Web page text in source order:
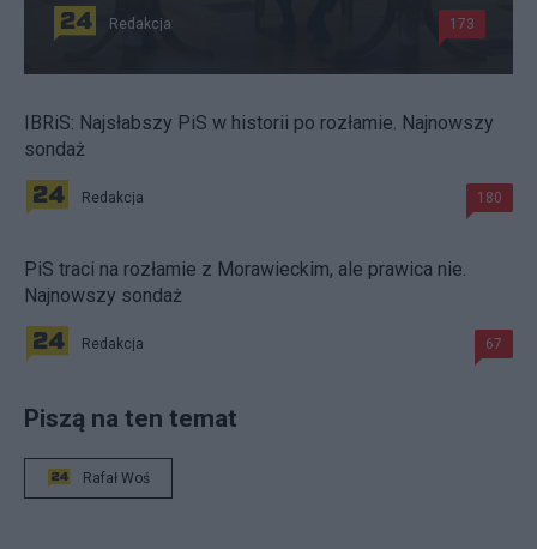
Redakcja 173
IBRiS: Najsłabszy PiS w historii po rozłamie. Najnowszy
sondaż
Redakcja 180
PiS traci na rozłamie z Morawieckim, ale prawica nie.
Najnowszy sondaż
Redakcja 67
Piszą na ten temat
Rafał Woś